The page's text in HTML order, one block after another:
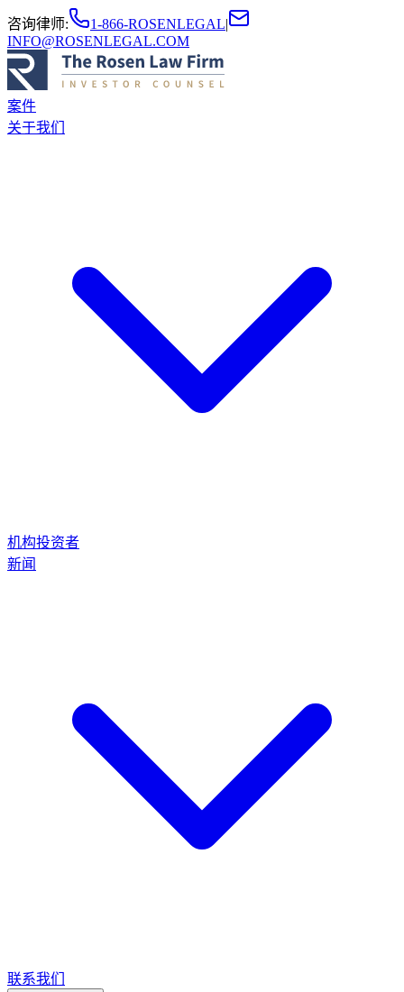
咨询律师: 1-866-ROSENLEGAL|
INFO@ROSENLEGAL.COM
案件
关于我们
机构投资者
新闻
联系我们